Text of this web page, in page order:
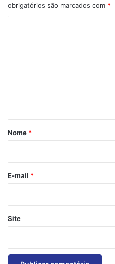
obrigatórios são marcados com *
r
*
Nome *
E-mail *
Site